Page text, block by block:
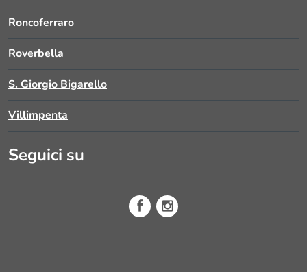
Roncoferraro
Roverbella
S. Giorgio Bigarello
Villimpenta
Seguici su